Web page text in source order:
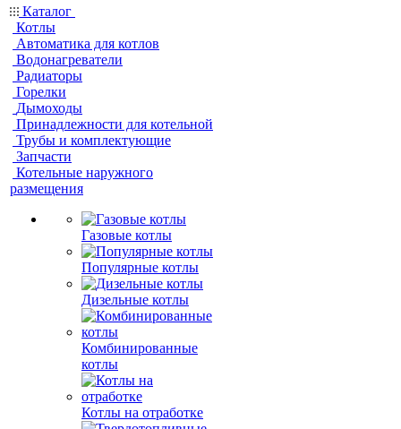
Каталог
Котлы
Автоматика для котлов
Водонагреватели
Радиаторы
Горелки
Дымоходы
Принадлежности для котельной
Трубы и комплектующие
Запчасти
Котельные наружного
размещения
Газовые котлы
Популярные котлы
Дизельные котлы
Комбинированные
котлы
Котлы на отработке